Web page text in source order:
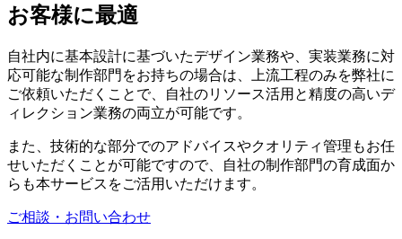
お客様に最適
自社内に基本設計に基づいたデザイン業務や、実装業務に対
応可能な制作部門をお持ちの場合は、上流工程のみを弊社に
ご依頼いただくことで、自社のリソース活用と精度の高いデ
ィレクション業務の両立が可能です。
また、技術的な部分でのアドバイスやクオリティ管理もお任
せいただくことが可能ですので、自社の制作部門の育成面か
らも本サービスをご活用いただけます。
ご相談・お問い合わせ